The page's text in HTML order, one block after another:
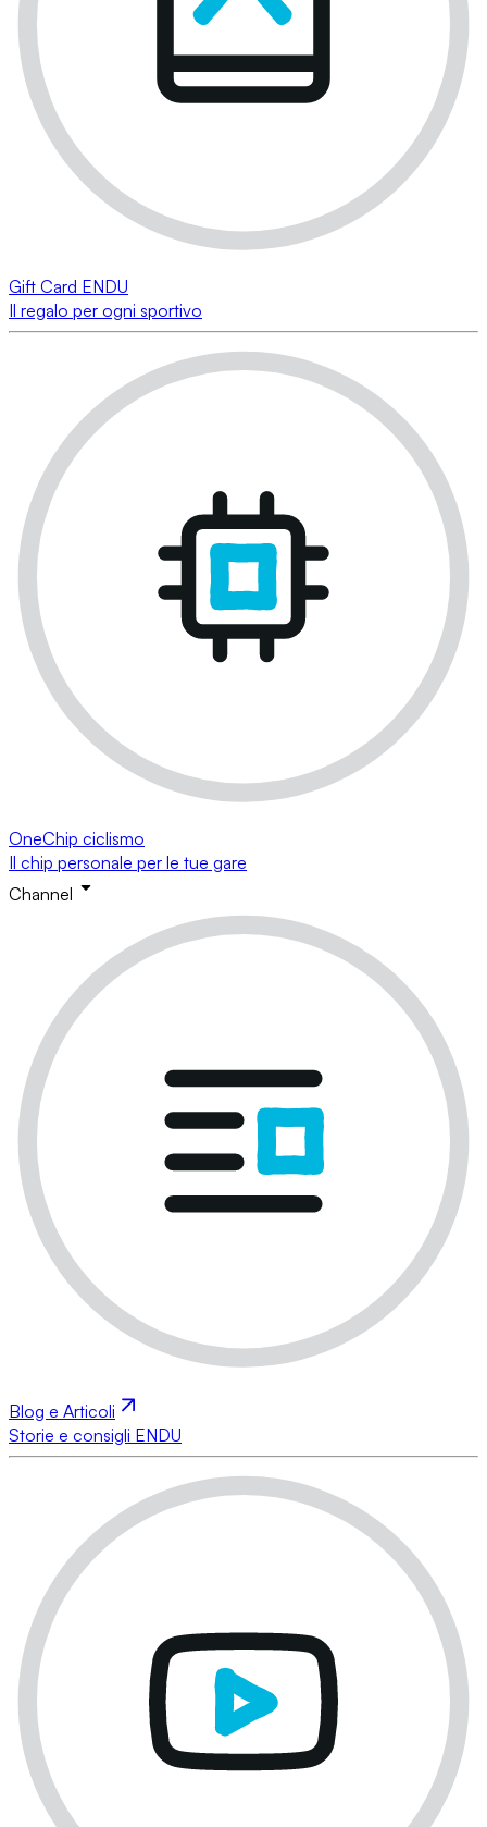
Gift Card ENDU
Il regalo per ogni sportivo
OneChip ciclismo
Il chip personale per le tue gare
Channel
Blog e Articoli
Storie e consigli ENDU